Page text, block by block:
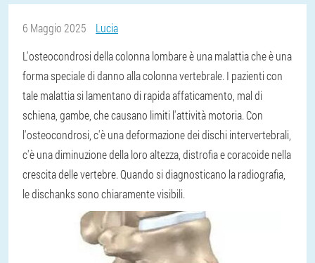
6 Maggio 2025
Lucia
L'osteocondrosi della colonna lombare è una malattia che è una
forma speciale di danno alla colonna vertebrale. I pazienti con
tale malattia si lamentano di rapida affaticamento, mal di
schiena, gambe, che causano limiti l'attività motoria. Con
l'osteocondrosi, c'è una deformazione dei dischi intervertebrali,
c'è una diminuzione della loro altezza, distrofia e coracoide nella
crescita delle vertebre. Quando si diagnosticano la radiografia,
le dischanks sono chiaramente visibili.